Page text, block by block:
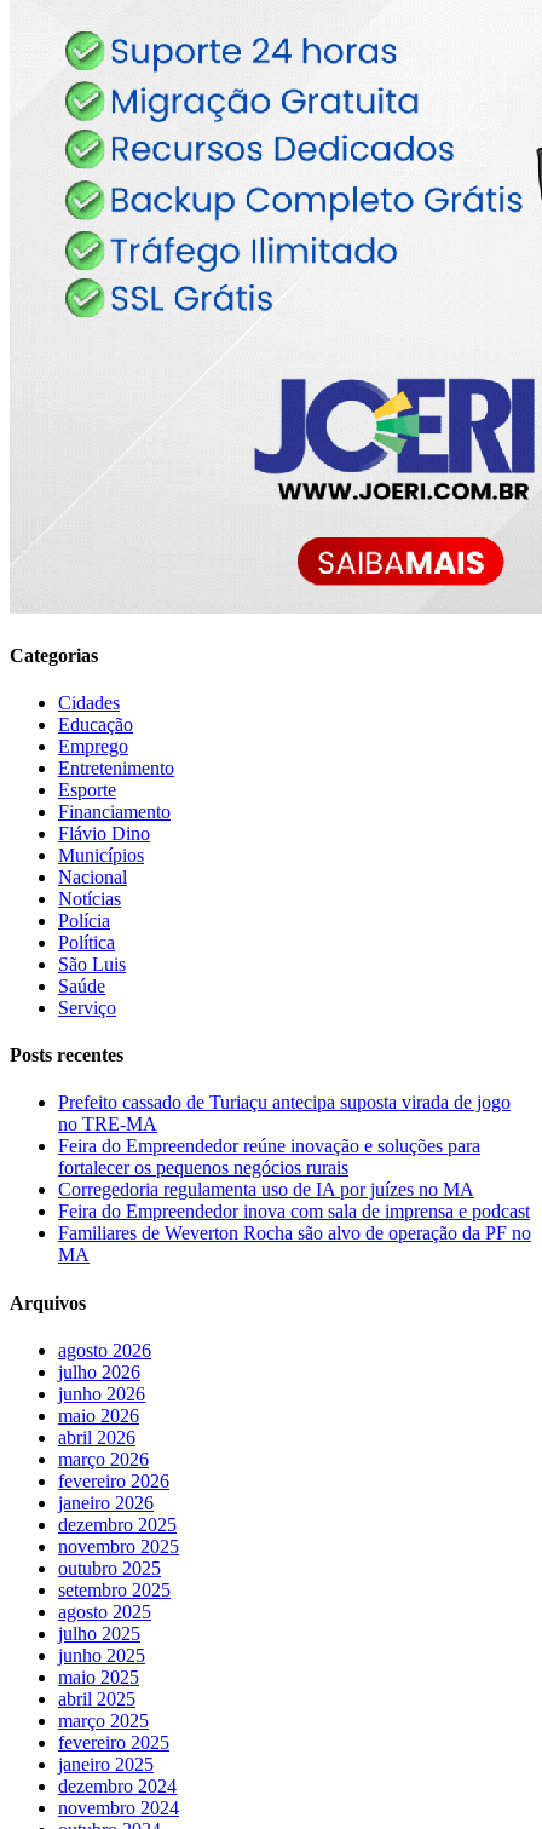
Categorias
Cidades
Educação
Emprego
Entretenimento
Esporte
Financiamento
Flávio Dino
Municípios
Nacional
Notícias
Polícia
Política
São Luis
Saúde
Serviço
Posts recentes
Prefeito cassado de Turiaçu antecipa suposta virada de jogo
no TRE-MA
Feira do Empreendedor reúne inovação e soluções para
fortalecer os pequenos negócios rurais
Corregedoria regulamenta uso de IA por juízes no MA
Feira do Empreendedor inova com sala de imprensa e podcast
Familiares de Weverton Rocha são alvo de operação da PF no
MA
Arquivos
agosto 2026
julho 2026
junho 2026
maio 2026
abril 2026
março 2026
fevereiro 2026
janeiro 2026
dezembro 2025
novembro 2025
outubro 2025
setembro 2025
agosto 2025
julho 2025
junho 2025
maio 2025
abril 2025
março 2025
fevereiro 2025
janeiro 2025
dezembro 2024
novembro 2024